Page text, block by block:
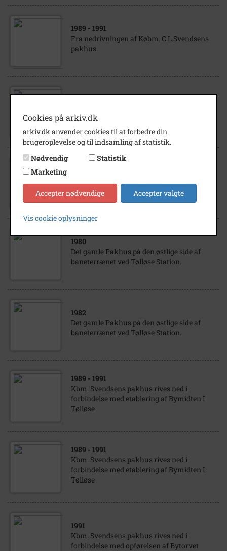
1989 - 1991
Fra nedrivningen af Købm. C.L.Svendsens
pakhus.
C.L.Svendsens pakhus
Fra rydningen af kbm. Svendsens pakhus.
1980
Det gamle Pakhus på den østlige side af
baneterrænet ved Tølløse Station.
1982
Det gamle Pakhus på den østlige side af
baneterrænet ved Tølløse Station.
1989 - 1991
Kbm. Svendsens pakhus rives ned i
forbindelse med etablering af Bymidten I
Tølløse
1989 - 1991
Kbm. Svendsens pakhus rives ned i
forbindelse med etablering af Bymidten I
Tølløse
1991
Kbm. Svendsens pakhus rives ned i
forbindelse med opførelsen af Bytorvet
Cookies på arkiv.dk
arkiv.dk anvender cookies til at forbedre din
brugeroplevelse og til indsamling af statistik.
Nødvendig
Statistik
Marketing
Accepter nødvendige Accepter valgte
Vis cookie oplysninger